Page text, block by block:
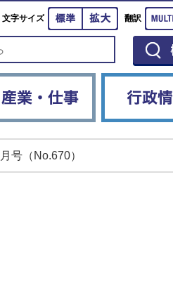
文字サイズ 標準 拡大
翻訳
号（No.670）